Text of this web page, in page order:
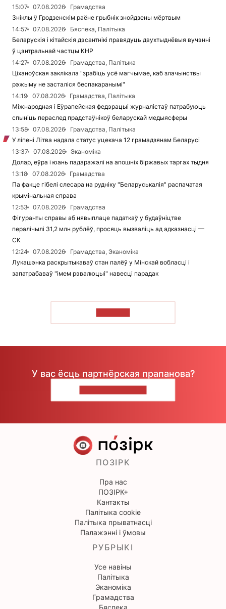
15:07
07.08.2026
Грамадства
Зніклы ў Гродзенскім раёне грыбнік знойдзены мёртвым
14:57
07.08.2026
Бяспека, Палітыка
Беларускія і кітайскія дэсантнікі правядуць двухтыднёвыя вучэнні
ў цэнтральнай частцы КНР
14:27
07.08.2026
Грамадства, Палітыка
Ціханоўская заклікала "зрабіць усё магчымае, каб злачынствы
рэжыму не засталіся беспакаранымі"
14:19
07.08.2026
Грамадства, Палітыка
Міжнародная і Еўрапейская федэрацыі журналістаў патрабуюць
спыніць пераслед прадстаўнікоў беларускай медыясферы
13:58
07.08.2026
Грамадства, Палітыка
У ліпені Літва надала статус уцекача 12 грамадзянам Беларусі
13:37
07.08.2026
Эканоміка
Долар, еўра і юань падаражэлі на апошніх біржавых таргах тыдня
13:18
07.08.2026
Грамадства
Па факце гібелі слесара на рудніку "Беларуськалія" распачатая
крымінальная справа
12:53
07.08.2026
Грамадства
Фігуранты справы аб нявыплаце падаткаў у будаўніцтве
пералічылі 31,2 млн рублёў, просяць вызваліць ад адказнасці —
СК
12:24
07.08.2026
Грамадства, Эканоміка
Лукашэнка раскрытыкаваў стан палёў у Мінскай вобласці і
запатрабаваў "імем рэвалюцыі" навесці парадак
У вас ёсць партнёрская прапанова?
ПОЗІРК
Пра нас
ПОЗІРК+
Кантакты
Палітыка cookie
Палітыка прыватнасці
Палажэнні і ўмовы
РУБРЫКІ
Усе навіны
Палітыка
Эканоміка
Грамадства
Бяспека